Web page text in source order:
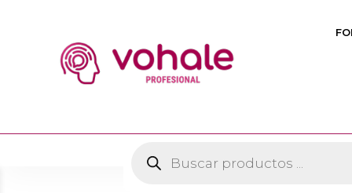
productos